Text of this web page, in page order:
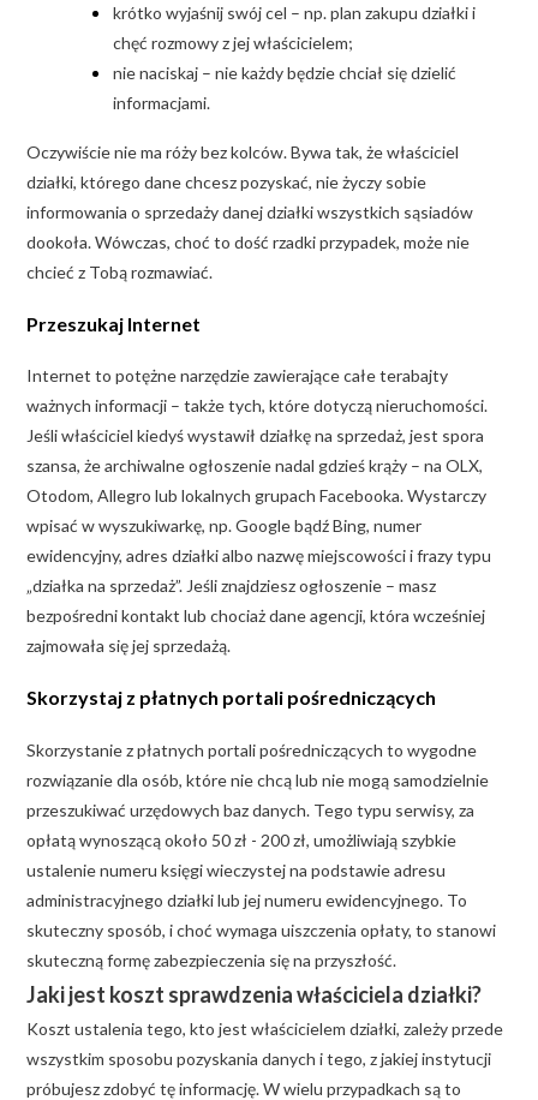
krótko wyjaśnij swój cel – np. plan zakupu działki i
chęć rozmowy z jej właścicielem;
nie naciskaj – nie każdy będzie chciał się dzielić
informacjami.
Oczywiście nie ma róży bez kolców. Bywa tak, że właściciel
działki, którego dane chcesz pozyskać, nie życzy sobie
informowania o sprzedaży danej działki wszystkich sąsiadów
dookoła. Wówczas, choć to dość rzadki przypadek, może nie
chcieć z Tobą rozmawiać.
Przeszukaj Internet
Internet to potężne narzędzie zawierające całe terabajty
ważnych informacji – także tych, które dotyczą nieruchomości.
Jeśli właściciel kiedyś wystawił działkę na sprzedaż, jest spora
szansa, że archiwalne ogłoszenie nadal gdzieś krąży – na OLX,
Otodom, Allegro lub lokalnych grupach Facebooka. Wystarczy
wpisać w wyszukiwarkę, np. Google bądź Bing, numer
ewidencyjny, adres działki albo nazwę miejscowości i frazy typu
„działka na sprzedaż”. Jeśli znajdziesz ogłoszenie – masz
bezpośredni kontakt lub chociaż dane agencji, która wcześniej
zajmowała się jej sprzedażą.
Skorzystaj z płatnych portali pośredniczących
Skorzystanie z płatnych portali pośredniczących to wygodne
rozwiązanie dla osób, które nie chcą lub nie mogą samodzielnie
przeszukiwać urzędowych baz danych. Tego typu serwisy, za
opłatą wynoszącą około 50 zł - 200 zł, umożliwiają szybkie
ustalenie numeru księgi wieczystej na podstawie adresu
administracyjnego działki lub jej numeru ewidencyjnego. To
skuteczny sposób, i choć wymaga uiszczenia opłaty, to stanowi
skuteczną formę zabezpieczenia się na przyszłość.
Jaki jest koszt sprawdzenia właściciela działki?
Koszt ustalenia tego, kto jest właścicielem działki, zależy przede
wszystkim sposobu pozyskania danych i tego, z jakiej instytucji
próbujesz zdobyć tę informację. W wielu przypadkach są to